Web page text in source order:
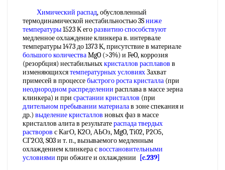
Химический распад, обусловленный
термодинамической нестабильностью 3Sниже
температуры1523 К егоразвитию способствуют
медленное охлаждение клинкера в. интервале
температуры 1473 до 1373 К, присутствие в материале
большого количестваMgO (>3%) и FeO, коррозия
(резорбция) нестабильныхкристаллов расплавов в
изменяющихсятемпературных условияхЗахват
примесей в процессебыстрого роста кристалла (при
неоднородном распределении расплава в массе зерна
клинкера) и при срастании кристаллов (при
длительном пребывании материалав зоне спекания и
др.) выделение кристаллов новых фаз в массе
кристаллов алита в результатераспада твердых
растворов с КагО, К2О, АЬОз, MgO, Ti02, Р2О5,
СГ2О3, SO3 и т. п., вызываемого медленным
охлаждением клинкера свосстановительными
условиями при обжиге и охлаждении
[c.239]